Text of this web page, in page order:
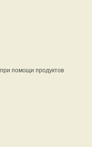
помощи продуктов